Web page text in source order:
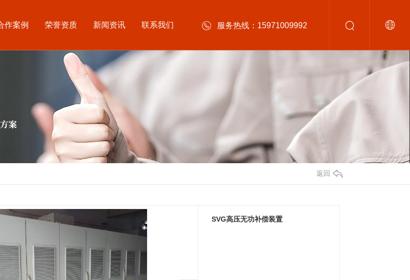
作案例 荣誉资质 新闻资讯 联系我们 服务热线：15971009992
返回
SVG高压无功补偿装置